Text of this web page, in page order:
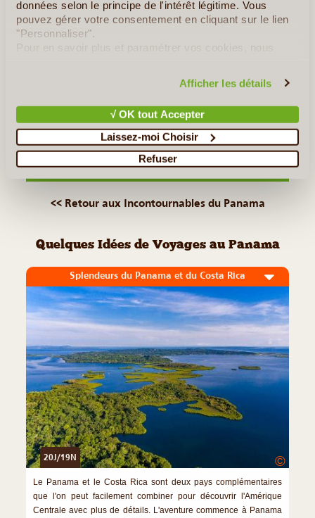
données selon le principe de l'intérêt légitime. Vous
pouvez gérer votre consentement en cliquant sur le lien
"Personnaliser".
Pour en savoir plus et paramétrer vos cookies, nous
Afficher les détails
√ OK tout Accepter
Laissez-moi Choisir
Refuser
000 habitants, Chitré est la plus grande ville de la péninsule
d'Azuero. C'est aussi l'une des plus anciennes cités
panaméennes, les Espagnols s'y étant installés dès 1558,
Canal de Panama
Portobelo
<< Retour aux Incontournables du Panama
Quelques Idées de Voyages au Panama
Splendeurs du Panama et du Costa Rica
20J/19N ©
Le Panama et le Costa Rica sont deux pays complémentaires
que l'on peut facilement combiner pour découvrir l'Amérique
Centrale avec plus de détails. L'aventure commence à Panama